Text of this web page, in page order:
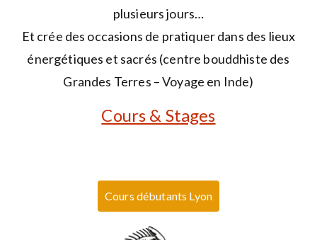
plusieurs jours…
Et crée des occasions de pratiquer dans des lieux
énergétiques et sacrés (centre bouddhiste des
Grandes Terres – Voyage en Inde)
Cours & Stages
Cours débutants Lyon